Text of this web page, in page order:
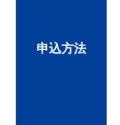
申込方法